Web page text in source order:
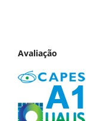
Avaliação